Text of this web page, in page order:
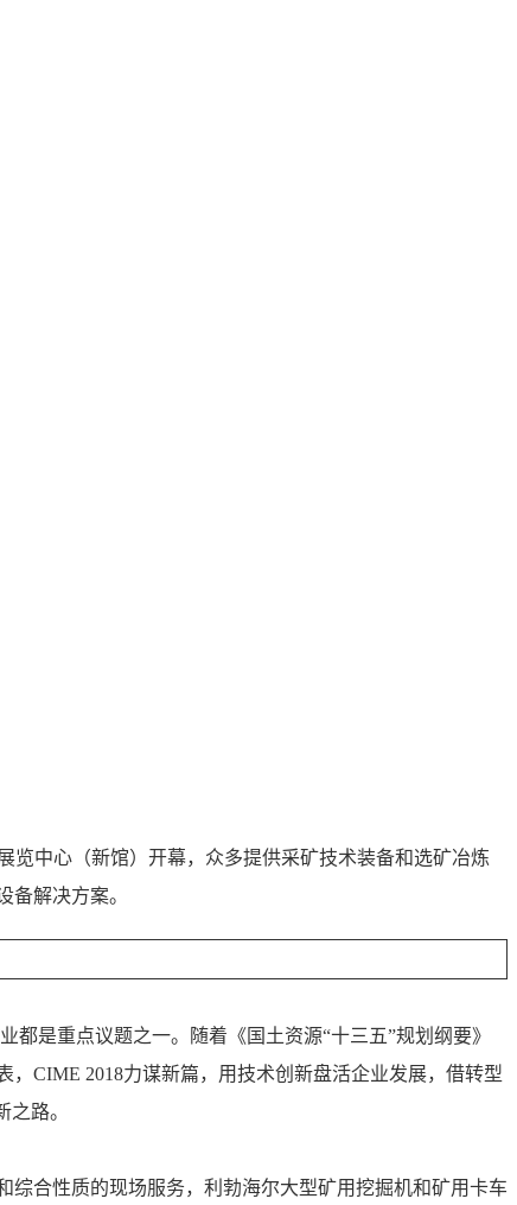
览中心（新馆）开幕，众多提供采矿技术装备和选矿冶炼
解决方案。
是重点议题之一。随着《国土资源“十三五”规划纲要》
CIME 2018力谋新篇，用技术创新盘活企业发展，借转型
路。
合性质的现场服务，利勃海尔大型矿用挖掘机和矿用卡车